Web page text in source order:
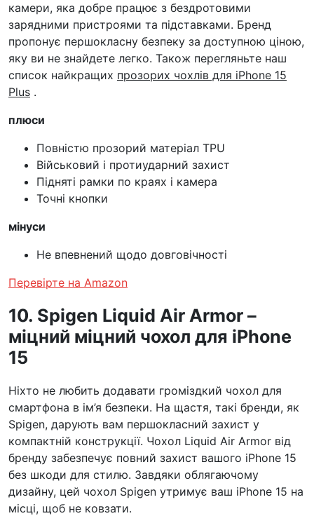
камери, яка добре працює з бездротовими
зарядними пристроями та підставками. Бренд
пропонує першокласну безпеку за доступною ціною,
яку ви не знайдете легко. Також перегляньте наш
список найкращих прозорих чохлів для iPhone 15
Plus .
плюси
Повністю прозорий матеріал TPU
Військовий і протиударний захист
Підняті рамки по краях і камера
Точні кнопки
мінуси
Не впевнений щодо довговічності
Перевірте на Amazon
10. Spigen Liquid Air Armor –
міцний міцний чохол для iPhone
15
Ніхто не любить додавати громіздкий чохол для
смартфона в ім’я безпеки. На щастя, такі бренди, як
Spigen, дарують вам першокласний захист у
компактній конструкції. Чохол Liquid Air Armor від
бренду забезпечує повний захист вашого iPhone 15
без шкоди для стилю. Завдяки облягаючому
дизайну, цей чохол Spigen утримує ваш iPhone 15 на
місці, щоб не ковзати.